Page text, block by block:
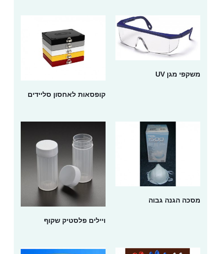
משקפי מגן UV
קופסאות לאחסון סליידים
מסכה הגנה גבוה
ויילים פלסטיק שקוף